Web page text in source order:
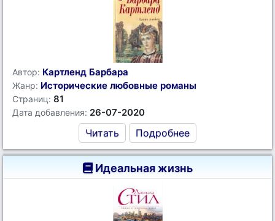
Автор: Картленд Барбара
Жанр: Исторические любовные романы
Страниц: 81
Дата добавления: 26-07-2020
Читать Подробнее
Идеальная жизнь